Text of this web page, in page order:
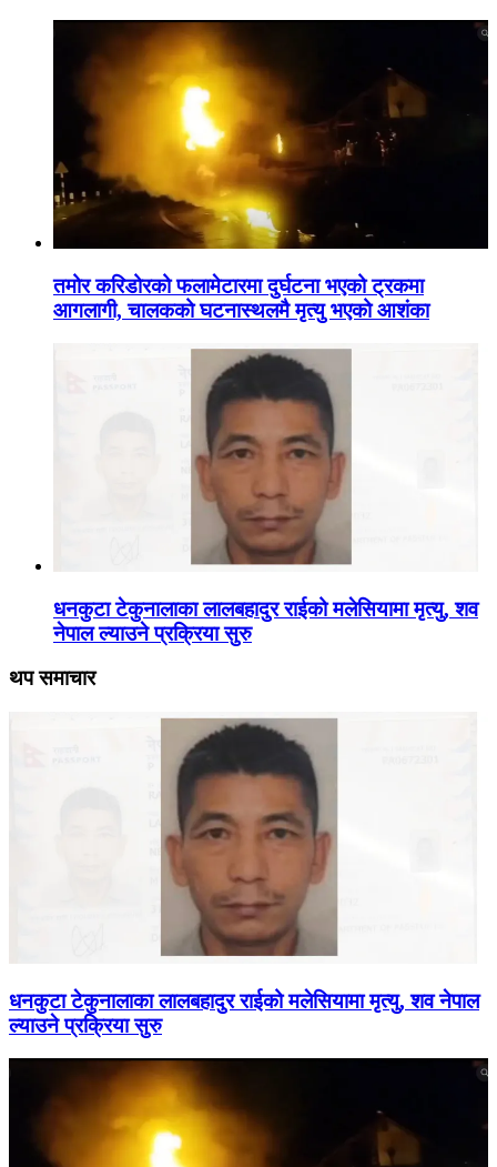
तमोर करिडोरको फलामेटारमा दुर्घटना भएको ट्रकमा
आगलागी, चालकको घटनास्थलमै मृत्यु भएको आशंका
धनकुटा टेकुनालाका लालबहादुर राईको मलेसियामा मृत्यु, शव
नेपाल ल्याउने प्रक्रिया सुरु
थप समाचार
धनकुटा टेकुनालाका लालबहादुर राईको मलेसियामा मृत्यु, शव नेपाल
ल्याउने प्रक्रिया सुरु